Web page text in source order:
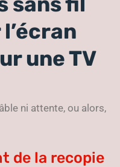
une TV
ni attente, ou alors,
de la recopie